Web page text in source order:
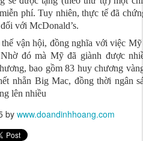
phí. Tuy nhiên, thực tế đã
với McDonald’s.
vận hội, đồng nghĩa với việc
đó mà Mỹ đã giành được
bao gồm 83 huy chương
nhẵn Big Mac, đồng thời ngân
lên nhiều
by www.doandinhhoang.com